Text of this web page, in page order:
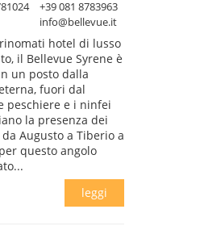
+39 081 8783963
info@bellevue.it
hotel di lusso
il Bellevue Syrene è
un posto dalla
fuori dal
peschiere e i ninfei
la presenza dei
Augusto a Tiberio a
questo angolo
leggi